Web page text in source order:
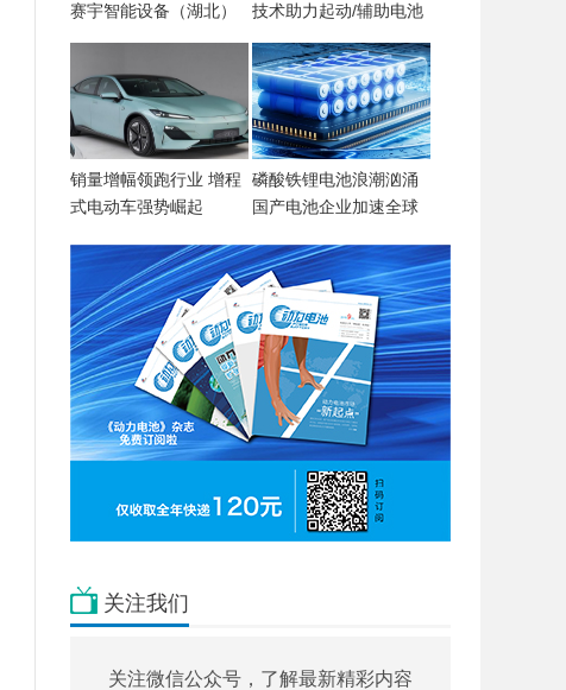
赛宇智能设备（湖北）
技术助力起动/辅助电池
销量增幅领跑行业 增程
式电动车强势崛起
磷酸铁锂电池浪潮汹涌
国产电池企业加速全球
关注我们
关注微信公众号，了解最新精彩内容